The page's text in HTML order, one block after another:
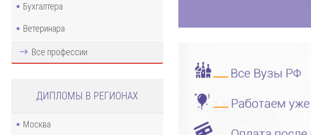
Бухгалтера
Ветеринара
Все профессии
ДИПЛОМЫ В РЕГИОНАХ
Москва